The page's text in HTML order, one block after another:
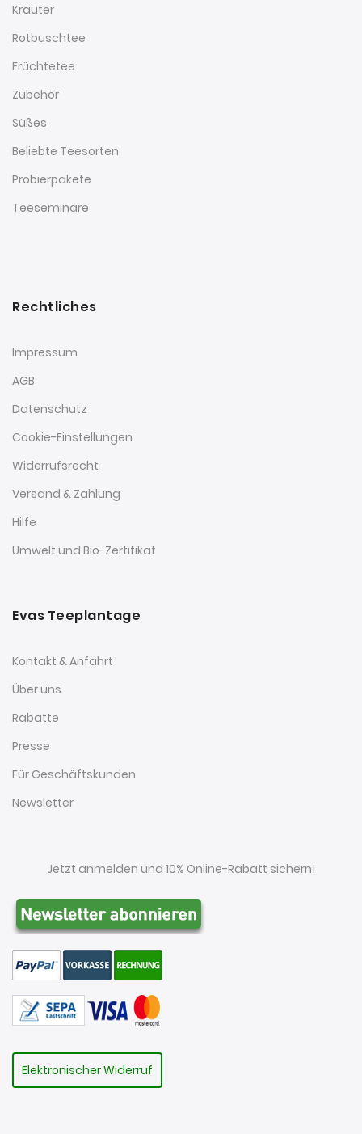
Kräuter
Rotbuschtee
Früchtetee
Zubehör
Süßes
Beliebte Teesorten
Probierpakete
Teeseminare
Rechtliches
Impressum
AGB
Datenschutz
Cookie-Einstellungen
Widerrufsrecht
Versand & Zahlung
Hilfe
Umwelt und Bio-Zertifikat
Evas Teeplantage
Kontakt & Anfahrt
Über uns
Rabatte
Presse
Für Geschäftskunden
Newsletter
Jetzt anmelden und 10% Online-Rabatt sichern!
Elektronischer Widerruf